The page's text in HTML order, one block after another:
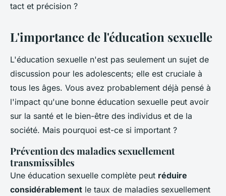
tact et précision ?
L'importance de l'éducation sexuelle
L'éducation sexuelle n'est pas seulement un sujet de
discussion pour les adolescents; elle est cruciale à
tous les âges. Vous avez probablement déjà pensé à
l'impact qu'une bonne éducation sexuelle peut avoir
sur la santé et le bien-être des individus et de la
société. Mais pourquoi est-ce si important ?
Prévention des maladies sexuellement
transmissibles
Une éducation sexuelle complète peut réduire
considérablement le taux de maladies sexuellement